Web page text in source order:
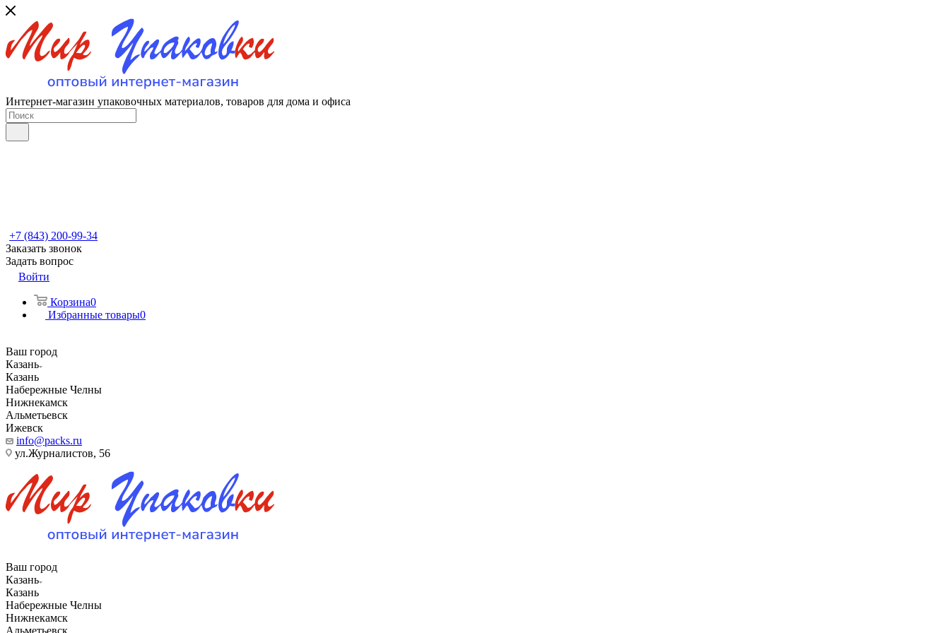
Интернет-магазин упаковочных материалов, товаров для дома и офиса
+7 (843) 200-99-34
Заказать звонок
Задать вопрос
Войти
Корзина0
Избранные товары0
Ваш город
Казань
Казань
Набережные Челны
Нижнекамск
Альметьевск
Ижевск
info@packs.ru
ул.Журналистов, 56
Ваш город
Казань
Казань
Набережные Челны
Нижнекамск
Альметьевск